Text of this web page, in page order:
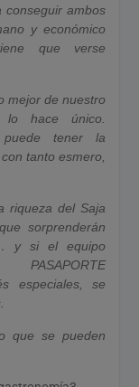
conseguir ambos
y económico
que verse
mejor de nuestro
hace único.
tener la
tanto esmero,
riqueza del Saja
sorprenderán
y si el equipo
especiales, se
que se pueden